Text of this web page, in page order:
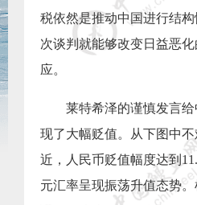
税依然是推动中国进行结
次谈判就能够改变日益恶
应。
莱特希泽的谨慎发言
现了大幅贬值。从下图中不
近，人民币贬值幅度达到
元汇率呈现振荡升值态势